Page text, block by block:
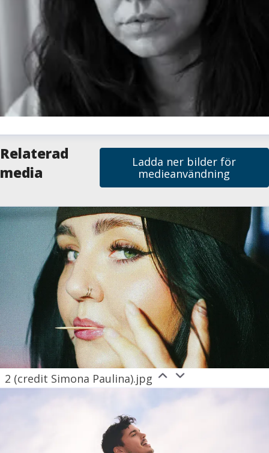
Sjölund
Pressansvarig
073-020 70 64
Relaterad
media
Ladda ner bilder för
medieanvändning
2 (credit Simona Paulina).jpg